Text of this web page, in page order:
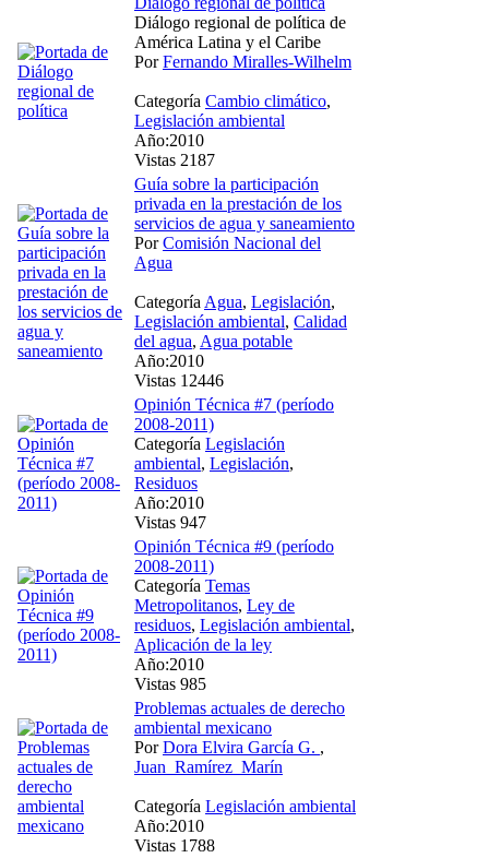
Diálogo regional de política de
América Latina y el Caribe
PorFernando Miralles-Wilhelm
Categoría Cambio climático,
Legislación ambiental
Año:2010
Vistas 2187
Guía sobre la participación
privada en la prestación de los
servicios de agua y saneamiento
PorComisión Nacional del
Agua
Categoría Agua, Legislación,
Legislación ambiental, Calidad
del agua, Agua potable
Año:2010
Vistas 12446
Opinión Técnica #7 (período
2008-2011)
Categoría Legislación
ambiental, Legislación,
Residuos
Año:2010
Vistas 947
Opinión Técnica #9 (período
2008-2011)
Categoría Temas
Metropolitanos, Ley de
residuos, Legislación ambiental,
Aplicación de la ley
Año:2010
Vistas 985
Problemas actuales de derecho
ambiental mexicano
PorDora Elvira García G. ,
Juan_Ramírez_Marín
Categoría Legislación ambiental
Año:2010
Vistas 1788